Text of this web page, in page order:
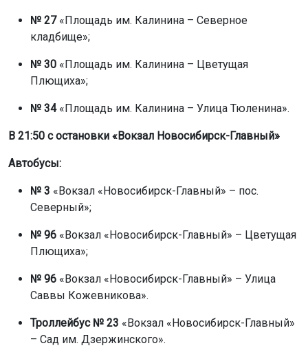
№ 27 «Площадь им. Калинина – Северное
кладбище»;
№ 30 «Площадь им. Калинина – Цветущая
Плющиха»;
№ 34«Площадь им. Калинина – Улица Тюленина».
В 21:50 с остановки «Вокзал Новосибирск-Главный»
Автобусы:
№ 3 «Вокзал «Новосибирск-Главный» – пос.
Северный»;
№ 96 «Вокзал «Новосибирск-Главный» – Цветущая
Плющиха»;
№ 96 «Вокзал «Новосибирск-Главный» – Улица
Саввы Кожевникова».
Троллейбус № 23 «Вокзал «Новосибирск-Главный»
– Сад им. Дзержинского».